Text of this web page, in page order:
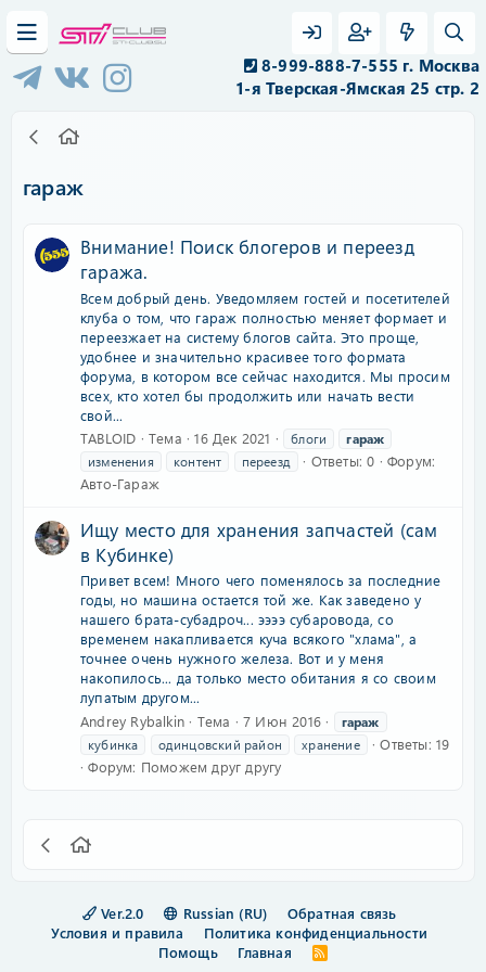
8-999-888-7-555 г. Москва
1-я Тверская-Ямская 25 стр. 2
гараж
Внимание! Поиск блогеров и переезд
гаража.
Всем добрый день. Уведомляем гостей и посетителей
клуба о том, что гараж полностью меняет формает и
переезжает на систему блогов сайта. Это проще,
удобнее и значительно красивее того формата
форума, в котором все сейчас находится. Мы просим
всех, кто хотел бы продолжить или начать вести
свой...
TABLOID
Тема 16 Дек 2021 блоги
гараж
изменения
контент переезд Ответы: 0
Форум:
Авто-Гараж
Ищу место для хранения запчастей (сам
в Кубинке)
Привет всем! Много чего поменялось за последние
годы, но машина остается той же. Как заведено у
нашего брата-субадроч... ээээ субаровода, со
временем накапливается куча всякого "хлама", а
точнее очень нужного железа. Вот и у меня
накопилось... да только место обитания я со своим
лупатым другом...
Andrey Rybalkin
Тема 7 Июн 2016
гараж
кубинка
одинцовский район хранение
Ответы: 19
Форум: Поможем друг другу
Ver.2.0 Russian (RU)
Обратная связь
Условия и правила
Политика конфиденциальности
Помощь
Главная
R